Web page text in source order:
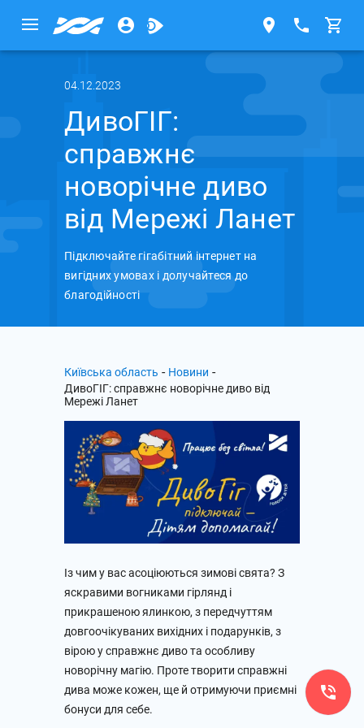
04.12.2023
ДивоГІГ:
справжнє
новорічне диво
від Мережі Ланет
Підключайте гігабітний інтернет на
вигідних умовах і долучайтеся до
благодійності
Київська область - Новини -
ДивоГІГ: справжнє новорічне диво від
Мережі Ланет
Із чим у вас асоціюються зимові свята? З
яскравими вогниками гірлянд і
прикрашеною ялинкою, з передчуттям
довгоочікуваних вихідних і подарунків, з
вірою у справжнє диво та особливу
новорічну магію. Проте творити справжні
дива може кожен, ще й отримуючи приємні
бонуси для себе.